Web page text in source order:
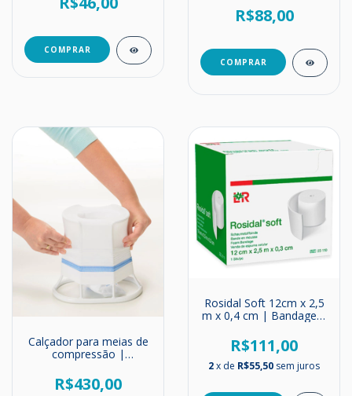
COMPRAR
Poliuretano
R$88,00
Calçador para meias de
compressão |
R$430,00
Rosidal Soft 12cm x 2,5
m x 0,4 cm | Bandagem
Poliuretano
R$111,00
2x de R$55,50 sem juros